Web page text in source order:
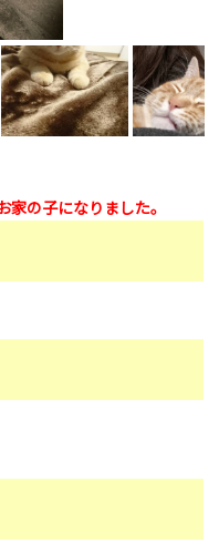
の子になりました。